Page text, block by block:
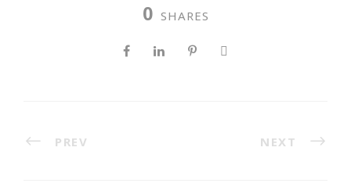
0 SHARES
PREV NEXT